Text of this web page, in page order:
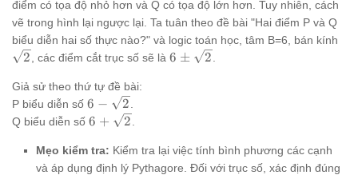
điểm có tọa độ nhỏ hơn và Q có tọa độ lớn hơn. Tuy nhiên, cách
vẽ trong hình lại ngược lại. Ta tuân theo đề bài "Hai điểm P và Q
biểu diễn hai số thực nào?" và logic toán học, tâm B=6, bán kính
2
, các điểm cắt trục số sẽ là 6 \pm
6 ± 2
Giả sử theo thứ tự đề bài:
P biểu diễn số 6 -
\sqrt{2}
6 − 2
Q biểu diễn số 6 +
6 + 2
Mẹo kiểm tra: Kiểm tra lại việc tính bình phương các cạnh
và áp dụng định lý Pythagore. Đối với trục số, xác định đúng